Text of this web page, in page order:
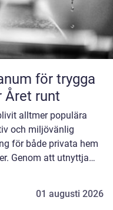
för trygga
Året runt
alltmer populära
och miljövänlig
för både privata hem
Genom att utnyttja
01 augusti 2026